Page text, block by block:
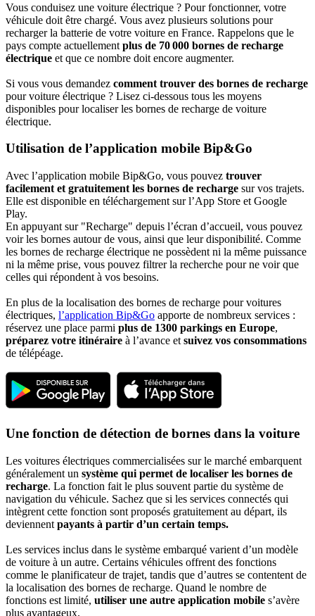
Vous conduisez une voiture électrique ? Pour fonctionner, votre
véhicule doit être chargé. Vous avez plusieurs solutions pour
recharger la batterie de votre voiture en France. Rappelons que le
pays compte actuellement plus de 70 000 bornes de recharge
électrique et que ce nombre doit encore augmenter.
Si vous vous demandez comment trouver des bornes de recharge
pour voiture électrique ? Lisez ci-dessous tous les moyens
disponibles pour localiser les bornes de recharge de voiture
électrique.
Utilisation de l’application mobile Bip&Go
Avec l’application mobile Bip&Go, vous pouvez trouver
facilement et gratuitement les bornes de recharge sur vos trajets.
Elle est disponible en téléchargement sur l’App Store et Google
Play.
En appuyant sur "Recharge" depuis l’écran d’accueil, vous pouvez
voir les bornes autour de vous, ainsi que leur disponibilité. Comme
les bornes de recharge électrique ne possèdent ni la même puissance
ni la même prise, vous pouvez filtrer la recherche pour ne voir que
celles qui répondent à vos besoins.
En plus de la localisation des bornes de recharge pour voitures
électriques, l’application Bip&Go apporte de nombreux services :
réservez une place parmi plus de 1300 parkings en Europe,
préparez votre itinéraire à l’avance et suivez vos consommations
de télépéage.
Une fonction de détection de bornes dans la voiture
Les voitures électriques commercialisées sur le marché embarquent
généralement un système qui permet de localiser les bornes de
recharge. La fonction fait le plus souvent partie du système de
navigation du véhicule. Sachez que si les services connectés qui
intègrent cette fonction sont proposés gratuitement au départ, ils
deviennent payants à partir d’un certain temps.
Les services inclus dans le système embarqué varient d’un modèle
de voiture à un autre. Certains véhicules offrent des fonctions
comme le planificateur de trajet, tandis que d’autres se contentent de
la localisation des bornes de recharge. Quand le nombre de
fonctions est limité, utiliser une autre application mobile s’avère
plus avantageux.